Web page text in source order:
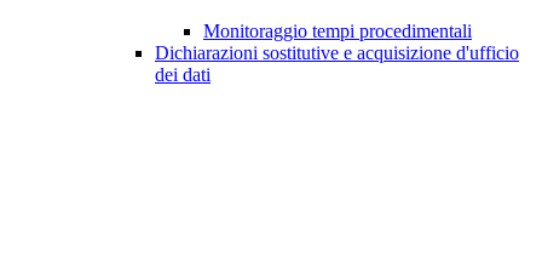
Monitoraggio tempi procedimentali
Dichiarazioni sostitutive e acquisizione d'ufficio
dei dati